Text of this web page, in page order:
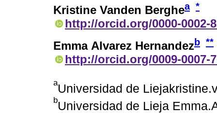
Kristine Vanden Berghea *
http://orcid.org/0000-0002-
Emma Alvarez Hernandezb **
http://orcid.org/0009-0007-
aUniversidad de
bUniversidad de Lieja